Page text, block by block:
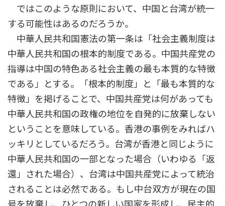
ではこのような原則において、中国と台湾が統一
する可能性はあるのだろうか。
中華人民共和国憲法の第一条は「社会主義制度は
中華人民共和国の根本的制度である。中国共産党の
指導は中国の特色ある社会主義の最も本質的な特徴
である」とする。「根本的制度」と「最も本質的な
特徴」を掲げることで、中国共産党は何があっても
中華人民共和国の政権の地位を自発的に放棄しない
ということを意味している。香港の事例をみればハ
ッキリとしているだろう。台湾が香港と同じように
中華人民共和国の一部となった場合（いわゆる「返
還」された場合）、台湾は中国共産党によって統治
されることは必然である。もし中台双方が現在の国